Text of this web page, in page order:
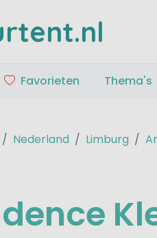
Favorieten Thema's
Nederland Limburg